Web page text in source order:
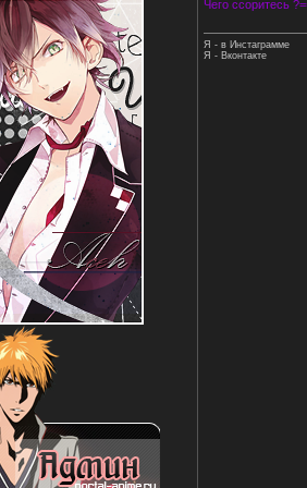
Чего ссоритесь
Я - в Инстаграмме
Я - Вконтакте